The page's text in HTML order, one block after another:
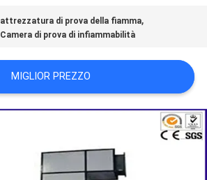
attrezzatura di prova della fiamma,
Camera di prova di infiammabilità
MIGLIOR PREZZO